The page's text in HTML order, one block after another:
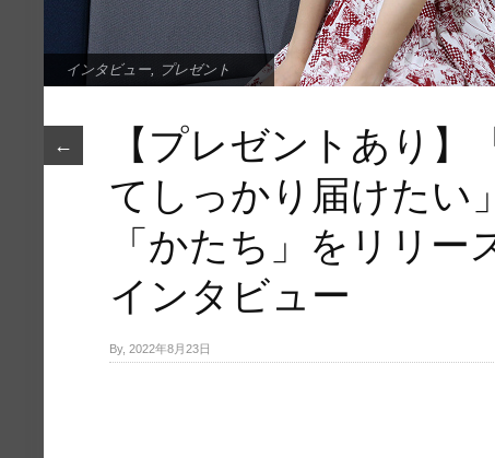
インタビュー, プレゼント
←
【プレゼントあり】
てしっかり届けたい
「かたち」をリリー
インタビュー
By, 2022年8月23日